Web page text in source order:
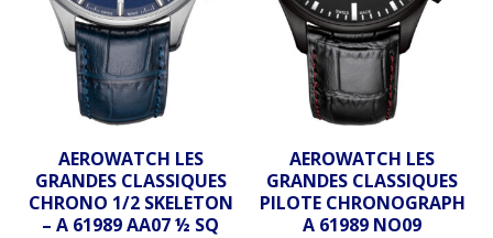
AEROWATCH LES
GRANDES CLASSIQUES
CHRONO 1/2 SKELETON
– A 61989 AA07 ½ SQ
AEROWATCH LES
GRANDES CLASSIQUES
PILOTE CHRONOGRAPH
A 61989 NO09